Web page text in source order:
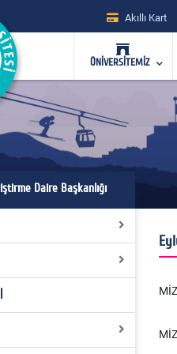
Akıllı Kart
ÜNİVERSİTEMİZ
Daire Başkanlığı
Rap.